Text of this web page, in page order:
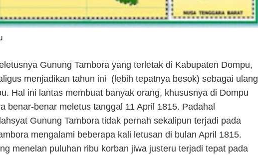
Gunung Tambora yang terletak di Kabupaten Dompu,
menjadikan tahun ini (lebih tepatnya besok) sebagai ulang
Hal ini lantas membuat banyak orang, khususnya di Dompu
benar-benar meletus tanggal 11 April 1815. Padahal
Gunung Tambora tidak pernah sekalipun terjadi pada
mengalami beberapa kali letusan di bulan April 1815.
menelan puluhan ribu korban jiwa justeru terjadi tepat pada